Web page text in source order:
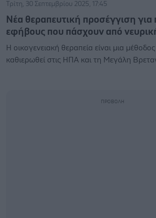
Τρίτη, 30 Σεπτεμβρίου 2025, 17:45
Νέα θεραπευτική προσέγγιση για
εφήβους που πάσχουν από
Η οικογενειακή θεραπεία είναι μια
καθιερωθεί στις ΗΠΑ και τη Μεγάλη